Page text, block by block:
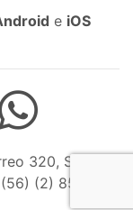
e iOS
320, San
(2) 8598163